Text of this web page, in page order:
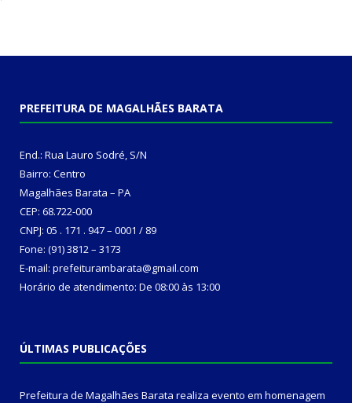
PREFEITURA DE MAGALHÃES BARATA
End.: Rua Lauro Sodré, S/N
Bairro: Centro
Magalhães Barata – PA
CEP: 68.722-000
CNPJ: 05 . 171 . 947 – 0001 / 89
Fone: (91) 3812 – 3173
E-mail: prefeiturambarata@gmail.com
Horário de atendimento: De 08:00 às 13:00
ÚLTIMAS PUBLICAÇÕES
Prefeitura de Magalhães Barata realiza evento em homenagem